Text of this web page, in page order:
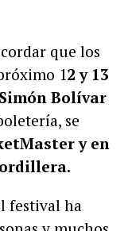
que los
12 y 13
Bolívar
se
y en
festival ha